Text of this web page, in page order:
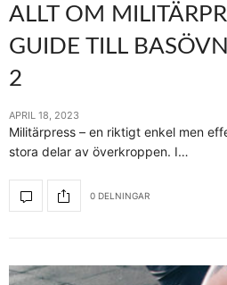
ALLT OM
GUIDE TILL
2
APRIL 18, 2023
Militärpress – en riktigt enkel men
stora delar av överkroppen. I…
0 DELNINGAR